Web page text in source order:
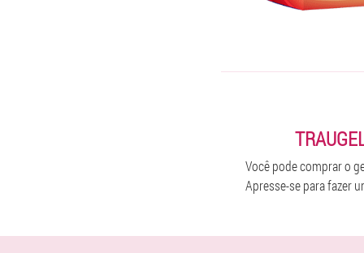
Você pode comprar o
Apresse-se para fazer